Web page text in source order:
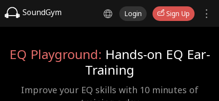
SoundGym Login Sign Up
EQ Playground: Hands-on EQ Ear-
Training
Improve your EQ skills with 10 minutes of